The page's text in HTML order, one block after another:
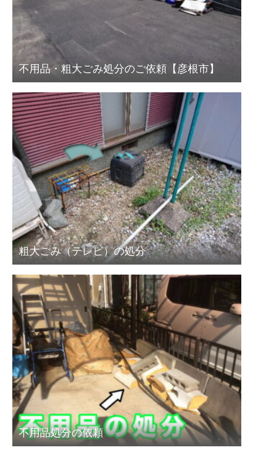
不用品・粗大ごみ処分のご依頼【彦根市】
粗大ごみ（テレビ）の処分
不用品処分の依頼